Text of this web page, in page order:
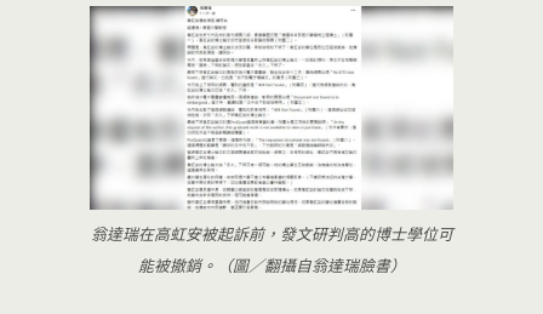
翁達瑞在高虹安被起訴前，發文研判高的博士學位可
能被撤銷。（圖／翻攝自翁達瑞臉書）